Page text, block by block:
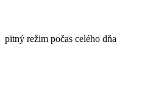
pitný režim počas celého dňa